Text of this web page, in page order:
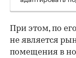
При этом, по
не является
помещения в